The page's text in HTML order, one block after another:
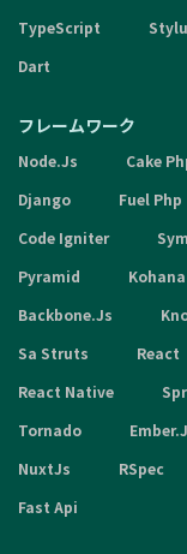
TypeScript
Dart
フレームワーク
Node.Js Cake
Django
Fuel Php
Code Igniter
Pyramid
Kohana
Backbone.Js
Sa Struts
React
React Native
Tornado
NuxtJs
RSpec
Fast Api